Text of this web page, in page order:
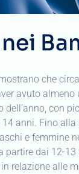
che
avuto almeno
dell’anno, con
anni. Fino alla
e femmine
partire dai 12-
relazione alle